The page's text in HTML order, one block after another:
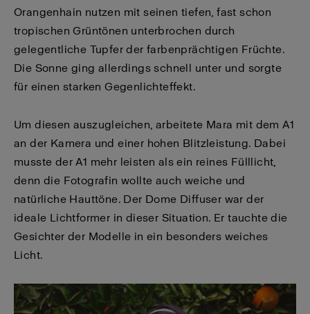
Orangenhain nutzen mit seinen tiefen, fast schon
tropischen Grüntönen unterbrochen durch
gelegentliche Tupfer der farbenprächtigen Früchte.
Die Sonne ging allerdings schnell unter und sorgte
für einen starken Gegenlichteffekt.
Um diesen auszugleichen, arbeitete Mara mit dem A1
an der Kamera und einer hohen Blitzleistung. Dabei
musste der A1 mehr leisten als ein reines Fülllicht,
denn die Fotografin wollte auch weiche und
natürliche Hauttöne. Der Dome Diffuser war der
ideale Lichtformer in dieser Situation. Er tauchte die
Gesichter der Modelle in ein besonders weiches
Licht.